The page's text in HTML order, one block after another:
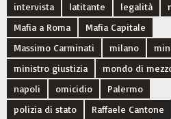
intervista
latitante legalità
Mafia a Roma
Mafia Capitale
Massimo Carminati
milano
ministro giustizia
mondo di
napoli
omicidio
Palermo
polizia di stato
Raffaele Cantone